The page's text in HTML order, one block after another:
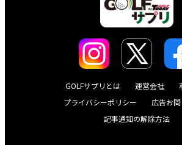
GOLFサプリとは 運営会社
プライバシーポリシー
広告お
記事通知の解除方法